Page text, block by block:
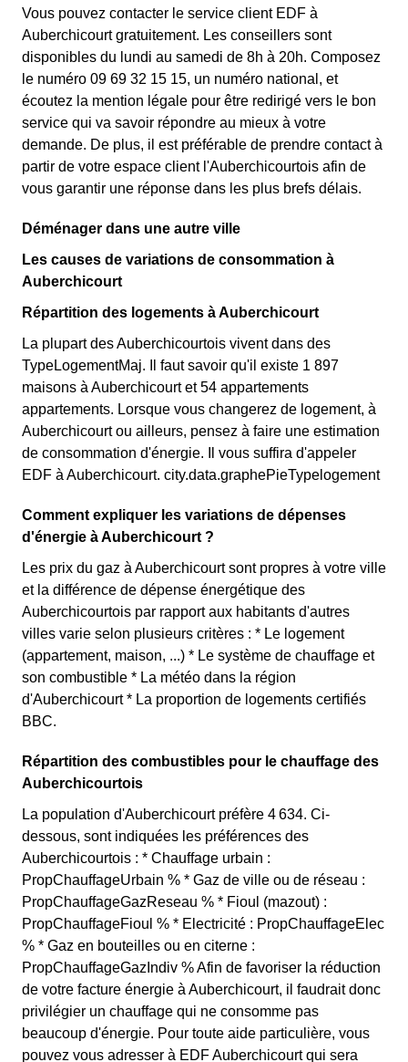
Vous pouvez contacter le service client EDF à
Auberchicourt gratuitement. Les conseillers sont
disponibles du lundi au samedi de 8h à 20h. Composez
le numéro 09 69 32 15 15, un numéro national, et
écoutez la mention légale pour être redirigé vers le bon
service qui va savoir répondre au mieux à votre
demande. De plus, il est préférable de prendre contact à
partir de votre espace client l'Auberchicourtois afin de
vous garantir une réponse dans les plus brefs délais.
Déménager dans une autre ville
Les causes de variations de consommation à
Auberchicourt
Répartition des logements à Auberchicourt
La plupart des Auberchicourtois vivent dans des
TypeLogementMaj. Il faut savoir qu'il existe 1 897
maisons à Auberchicourt et 54 appartements
appartements. Lorsque vous changerez de logement, à
Auberchicourt ou ailleurs, pensez à faire une estimation
de consommation d'énergie. Il vous suffira d'appeler
EDF à Auberchicourt. city.data.graphePieTypelogement
Comment expliquer les variations de dépenses
d'énergie à Auberchicourt ?
Les prix du gaz à Auberchicourt sont propres à votre ville
et la différence de dépense énergétique des
Auberchicourtois par rapport aux habitants d'autres
villes varie selon plusieurs critères : * Le logement
(appartement, maison, ...) * Le système de chauffage et
son combustible * La météo dans la région
d'Auberchicourt * La proportion de logements certifiés
BBC.
Répartition des combustibles pour le chauffage des
Auberchicourtois
La population d'Auberchicourt préfère 4 634. Ci-
dessous, sont indiquées les préférences des
Auberchicourtois : * Chauffage urbain :
PropChauffageUrbain % * Gaz de ville ou de réseau :
PropChauffageGazReseau % * Fioul (mazout) :
PropChauffageFioul % * Electricité : PropChauffageElec
% * Gaz en bouteilles ou en citerne :
PropChauffageGazIndiv % Afin de favoriser la réduction
de votre facture énergie à Auberchicourt, il faudrait donc
privilégier un chauffage qui ne consomme pas
beaucoup d'énergie. Pour toute aide particulière, vous
pouvez vous adresser à EDF Auberchicourt qui sera